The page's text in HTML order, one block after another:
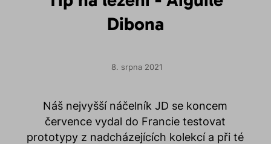
Dibona
8. srpna 2021
Náš nejvyšší náčelník JD se koncem
července vydal do Francie testovat
prototypy z nadcházejících kolekcí a při té